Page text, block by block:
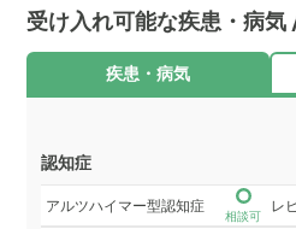
受け入れ可能な疾患・病気
疾患・病気
認知症
アルツハイマー型認知症
相談可
レ